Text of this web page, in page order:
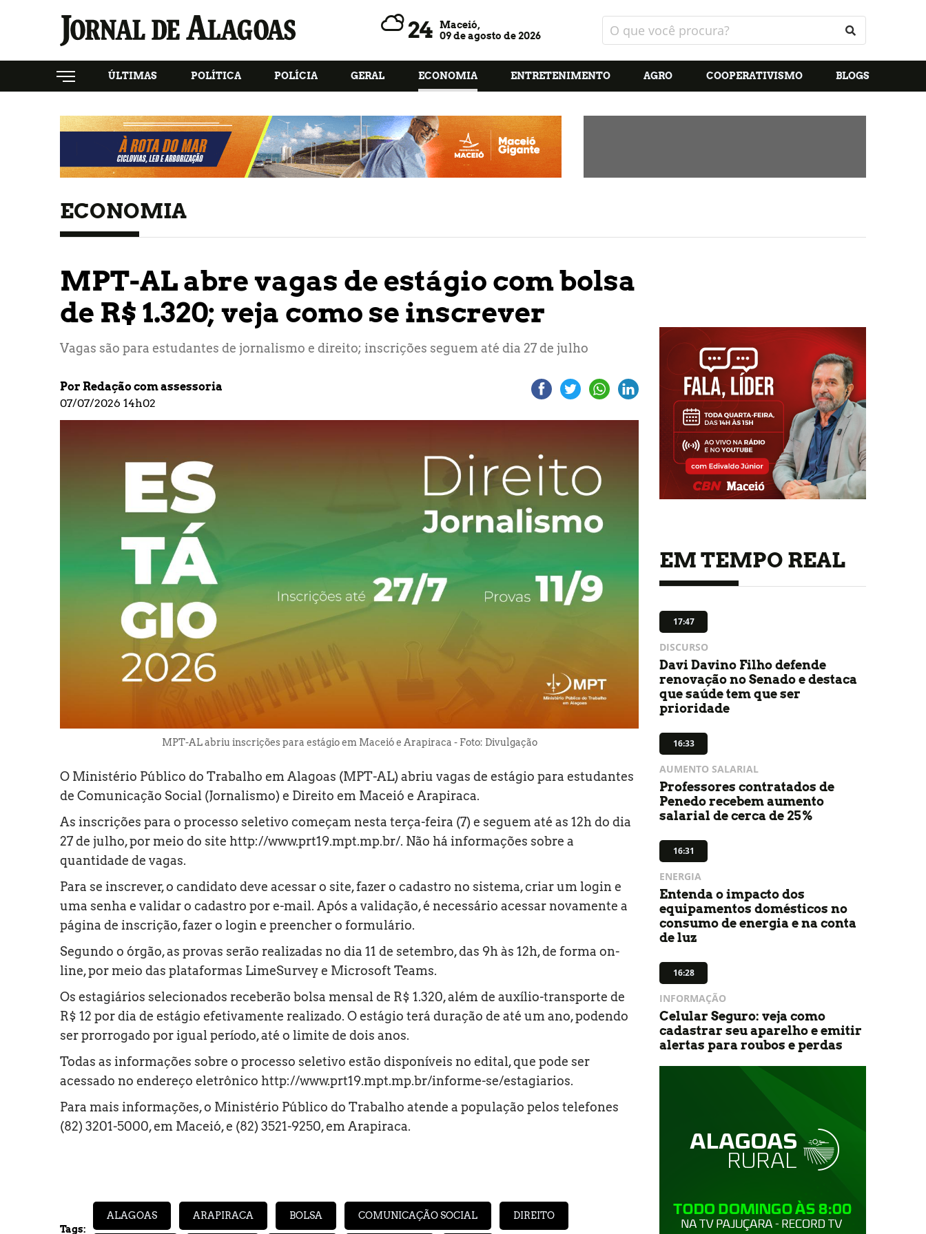
24
Maceió,
09 de agosto de 2026
ÚLTIMAS POLÍTICA POLÍCIA GERAL ECONOMIA ENTRETENIMENTO AGRO COOPERATIVISMO BLOGS
ECONOMIA
MPT-AL abre vagas de estágio com bolsa
de R$ 1.320; veja como se inscrever
Vagas são para estudantes de jornalismo e direito; inscrições seguem até dia 27 de julho
Por Redação com assessoria
07/07/2026 14h02
MPT-AL abriu inscrições para estágio em Maceió e Arapiraca - Foto: Divulgação
O Ministério Público do Trabalho em Alagoas (MPT-AL) abriu vagas de estágio para estudantes
de Comunicação Social (Jornalismo) e Direito em Maceió e Arapiraca.
As inscrições para o processo seletivo começam nesta terça-feira (7) e seguem até as 12h do dia
27 de julho, por meio do site http://www.prt19.mpt.mp.br/. Não há informações sobre a
quantidade de vagas.
Para se inscrever, o candidato deve acessar o site, fazer o cadastro no sistema, criar um login e
uma senha e validar o cadastro por e-mail. Após a validação, é necessário acessar novamente a
página de inscrição, fazer o login e preencher o formulário.
Segundo o órgão, as provas serão realizadas no dia 11 de setembro, das 9h às 12h, de forma on-
line, por meio das plataformas LimeSurvey e Microsoft Teams.
Os estagiários selecionados receberão bolsa mensal de R$ 1.320, além de auxílio-transporte de
R$ 12 por dia de estágio efetivamente realizado. O estágio terá duração de até um ano, podendo
ser prorrogado por igual período, até o limite de dois anos.
Todas as informações sobre o processo seletivo estão disponíveis no edital, que pode ser
acessado no endereço eletrônico http://www.prt19.mpt.mp.br/informe-se/estagiarios.
Para mais informações, o Ministério Público do Trabalho atende a população pelos telefones
(82) 3201-5000, em Maceió, e (82) 3521-9250, em Arapiraca.
Tags:
ALAGOAS ARAPIRACA BOLSA COMUNICAÇÃO SOCIAL DIREITO
EM TEMPO REAL
17:47
DISCURSO
Davi Davino Filho defende
renovação no Senado e destaca
que saúde tem que ser
prioridade
16:33
AUMENTO SALARIAL
Professores contratados de
Penedo recebem aumento
salarial de cerca de 25%
16:31
ENERGIA
Entenda o impacto dos
equipamentos domésticos no
consumo de energia e na conta
de luz
16:28
INFORMAÇÃO
Celular Seguro: veja como
cadastrar seu aparelho e emitir
alertas para roubos e perdas